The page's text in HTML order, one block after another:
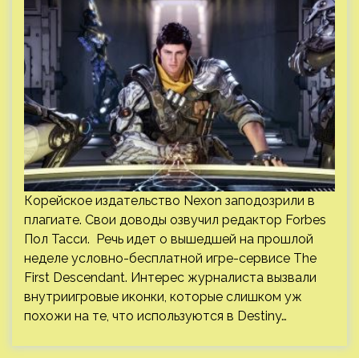
Корейское издательство Nexon заподозрили в
плагиате. Свои доводы озвучил редактор Forbes
Пол Тасси. Речь идет о вышедшей на прошлой
неделе условно-бесплатной игре-сервисе The
First Descendant. Интерес журналиста вызвали
внутриигровые иконки, которые слишком уж
похожи на те, что используются в Destiny…